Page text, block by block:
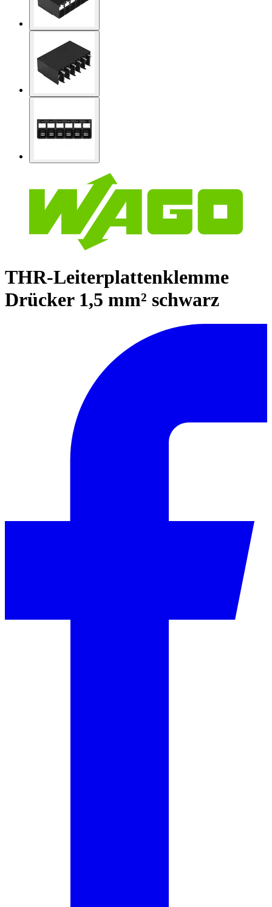
THR-Leiterplattenklemme
Drücker 1,5 mm² schwarz